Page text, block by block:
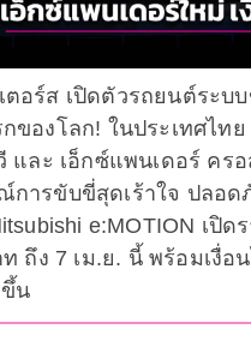
อร์ส เปิดตัวรถยนต์ระบ
ของโลก! ในประเทศไท
และ เอ็กซ์แพนเดอร์ คร
การขับขี่สุดเร้าใจ ปลอด
e:MOTION เปิด
ถึง 7 เม.ย. นี้ พร้อมเงื่อ
ขึ้น